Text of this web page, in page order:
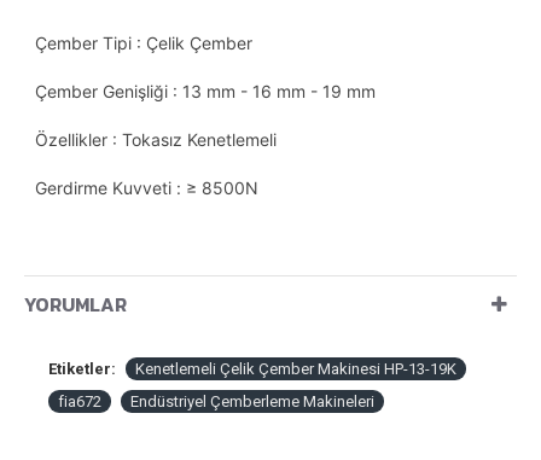
Çember Tipi : Çelik Çember
Çember Genişliği : 13 mm - 16 mm - 19 mm
Özellikler : Tokasız Kenetlemeli
Gerdirme Kuvveti : ≥ 8500N
YORUMLAR
Etiketler:
Kenetlemeli Çelik Çember Makinesi HP-13-19K
fia672
Endüstriyel Çemberleme Makineleri